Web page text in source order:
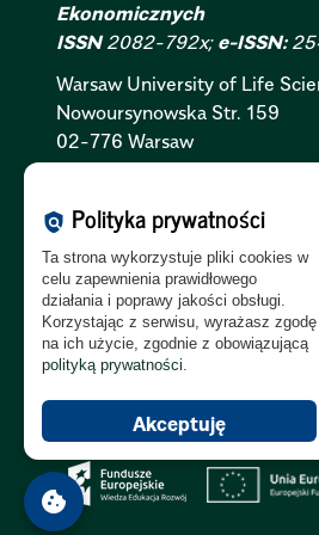
Ekonomicznych
ISSN2082-792x; e-ISSN:
Warsaw University of Life
Nowoursynowska Str. 159
02-776 Warsaw
Polityka Prywatności:PL
Polityka RODO:PL|EN
cookie
policy Polityka prywatności
Ta strona wykorzystuje pliki cookies w
celu zapewnienia prawidłowego
działania i poprawy jakości obsługi.
Korzystając z serwisu, wyrażasz zgodę
na ich użycie, zgodnie z obowiązującą
polityką prywatności
Akceptuję